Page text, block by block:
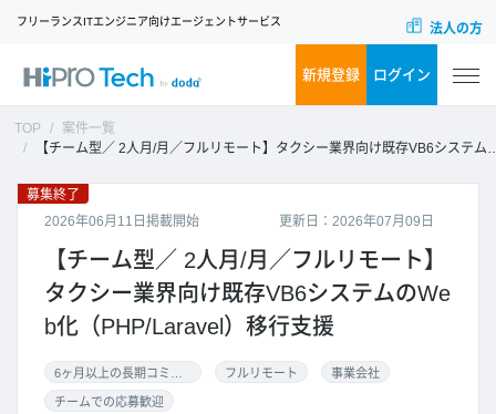
フリーランスITエンジニア向けエージェントサービス 法人の方
新規登録 ログイン
TOP
案件一覧
【チーム型／ 2人月/月／フルリモート】タクシー業界向け既存VB6システムのWeb化（PHP/Laravel）移行支援
更新日：2026年07月09日
募集終了
2026年06月11日掲載開始
【チーム型／ 2人月/月／フルリモート】
タクシー業界向け既存VB6システムのWe
b化（PHP/Laravel）移行支援
フルリモート 事業会社
チームでの応募歓迎